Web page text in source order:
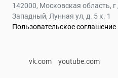
142000, Московская область,
Западный, Лунная ул, д. 5 к. 1
Пользовательское соглашение
vk.com youtube.com